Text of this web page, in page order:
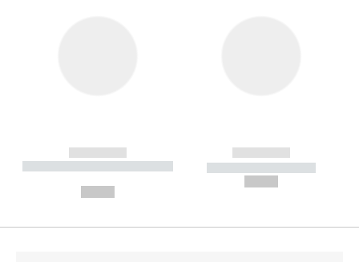
------------
----------- ----------- --------
------------
----------- -----------